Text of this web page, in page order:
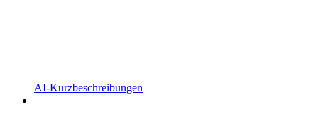
AI-Kurzbeschreibungen